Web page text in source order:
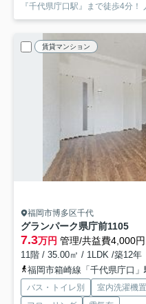
賃貸マンション
福岡市博多区千代
グランパーク県庁前1105
7.3万円 管理/共益費4,000円
11階 / 35.00㎡ / 1LDK /築12年
福岡市箱崎線「千代県庁口
バス・トイレ別 室内洗濯機